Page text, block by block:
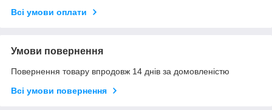
Всі умови оплати
Умови повернення
Повернення товару впродовж 14 днів за домовленістю
Всі умови повернення